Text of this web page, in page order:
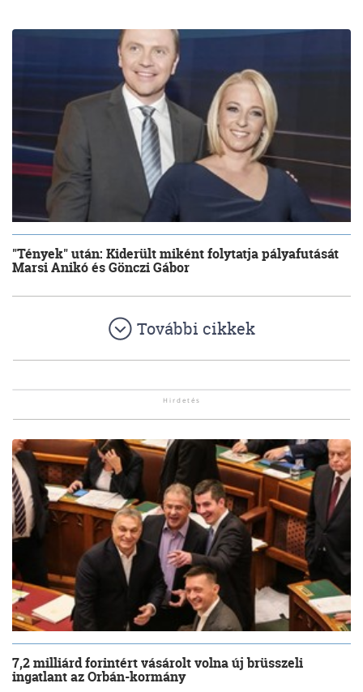
"Tények" után: Kiderült miként folytatja pályafutását
Marsi Anikó és Gönczi Gábor
További cikkek
7,2 milliárd forintért vásárolt volna új brüsszeli
ingatlant az Orbán-kormány